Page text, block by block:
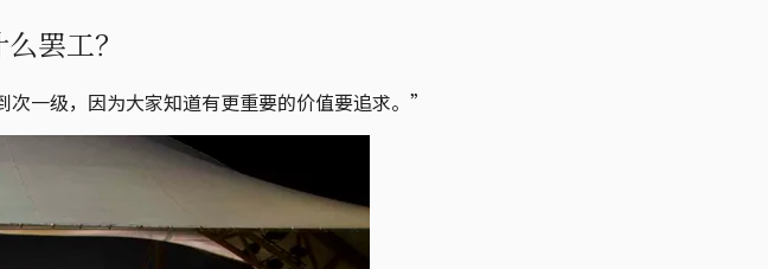
罢工？
一级，因为大家知道有更重要的价值要追求。”